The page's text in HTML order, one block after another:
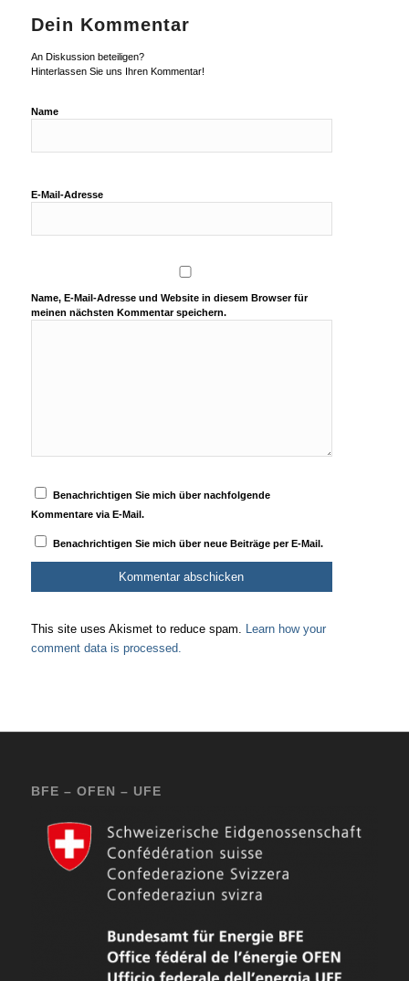
Dein Kommentar
An Diskussion beteiligen?
Hinterlassen Sie uns Ihren Kommentar!
Name
E-Mail-Adresse
Name, E-Mail-Adresse und Website in diesem Browser für
meinen nächsten Kommentar speichern.
Benachrichtigen Sie mich über nachfolgende
Kommentare via E-Mail.
Benachrichtigen Sie mich über neue Beiträge per E-Mail.
This site uses Akismet to reduce spam. Learn how your
comment data is processed.
BFE – OFEN – UFE